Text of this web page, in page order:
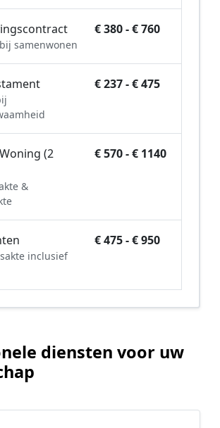
samenwonen
€ 380 - € 760
€ 237 - € 475
(2
&
€ 570 - € 1140
inclusief
€ 475 - € 950
diensten voor uw